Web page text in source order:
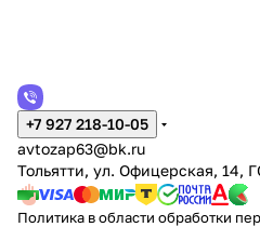
+7 927 218-10-05
avtozap63@bk.ru
Тольятти, ул. Офицерская, 14,
Политика в области обработки